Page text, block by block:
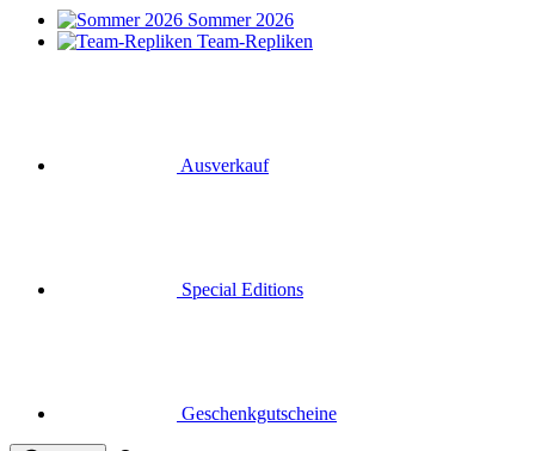
Sommer 2026
Team-Repliken
Ihr Warenkorb ist leer